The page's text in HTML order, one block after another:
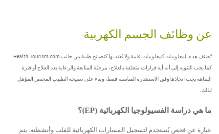
عن وظائف الجسم الكهربية
تُصنف هذه المعلومات كمعلومات عامة ولا يُعتد بها كنصائح طبية من جانب Health-Tourism.com.
كما يجب التنويه إلى أنه أية قرارات متعلقة بالعلاج، مرحلة المتابعة والرعاية بعد العلاج أو فترة
النقاهة يجب اتخاذها وفق الاستشارة المناسبة فقط، وبناء على نصيحة الطبيب المختص المؤهل
لذلك.
ما هي دراسة الفسيولوجيا الكهربائية (EP)؟
عبارة عن فحص يُستخدم لتسجيل المسارات الكهربائية للقلب وأنشطته. يتم